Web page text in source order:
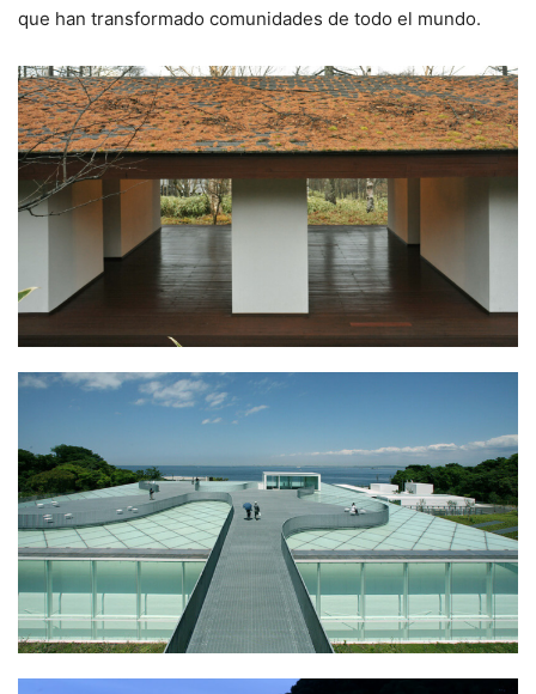
que han transformado comunidades de todo el mundo.